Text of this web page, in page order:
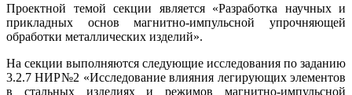
Проектной темой секции является «Разработка научных и
прикладных основ магнитно-импульсной упрочняющей
обработки металлических изделий».
На секции выполняются следующие исследования по заданию
3.2.7 НИР№2 «Исследование влияния легирующих элементов
в стальных изделиях и режимов магнитно-импульсной